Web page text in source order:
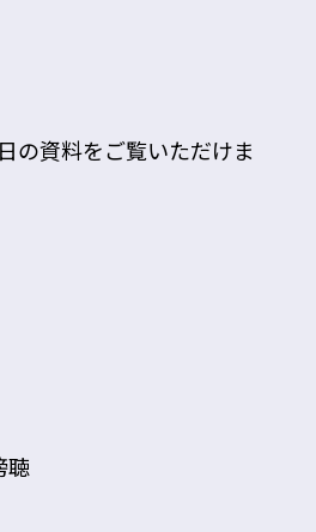
の資料をご覧いただけま
聴